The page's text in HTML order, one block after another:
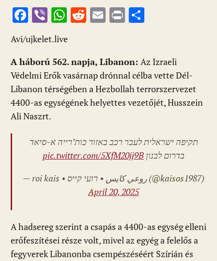
F
ac
e
b
o
o
k
Vi
b
er
W
at
s
A
p
p
R
di
t
E
l
Pr
m
e
g
Avi/ujkelet.live
A háború 562. napja, Libanon: Az Izraeli
Védelmi Erők vasárnap drónnal célba vette Dél-
Libanon térségében a Hezbollah terrorszervezet
4400-as egységének helyettes vezetőjét, Husszein
Ali Naszrt.
תקיפה ישראלית לעבר רכב באזור כות’רייה א-סיאד
בדרום לבנון pic.twitter.com/5XfM20jj9B
— roi kais • روعي كايس • רועי קייס (@kaisos1987)
April 20, 2025
A hadsereg szerint a csapás a 4400-as egység elleni
erőfeszítései része volt, mivel az egyég a felelős a
fegyverek Libanonba csempészéséért Szírián és